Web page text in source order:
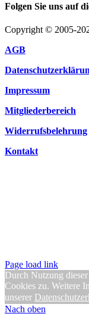
Folgen Sie uns auf
Copyright © 2005-
AGB
Impressum
Mitgliederbereich
Widerrufsbelehrung
Kontakt
Page load link
Durch Nutzung
Cookies zu. Weitere
unserer
Nach oben